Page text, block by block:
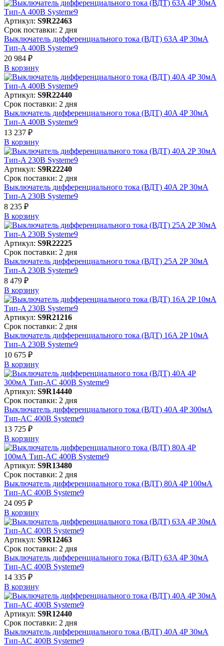
Артикул: S9R22463
Срок поставки: 2 дня
Выключатель дифференциального тока (ВДТ) 63A 4P 30мА
Тип-A 400В Systeme9
20 984 ₽
В корзинy
Артикул: S9R22440
Срок поставки: 2 дня
Выключатель дифференциального тока (ВДТ) 40A 4P 30мА
Тип-A 400В Systeme9
13 237 ₽
В корзинy
Артикул: S9R22240
Срок поставки: 2 дня
Выключатель дифференциального тока (ВДТ) 40A 2P 30мА
Тип-A 230В Systeme9
8 235 ₽
В корзинy
Артикул: S9R22225
Срок поставки: 2 дня
Выключатель дифференциального тока (ВДТ) 25A 2P 30мА
Тип-A 230В Systeme9
8 479 ₽
В корзинy
Артикул: S9R21216
Срок поставки: 2 дня
Выключатель дифференциального тока (ВДТ) 16A 2P 10мА
Тип-A 230В Systeme9
10 675 ₽
В корзинy
Артикул: S9R14440
Срок поставки: 2 дня
Выключатель дифференциального тока (ВДТ) 40A 4P 300мА
Тип-AC 400В Systeme9
13 725 ₽
В корзинy
Артикул: S9R13480
Срок поставки: 2 дня
Выключатель дифференциального тока (ВДТ) 80A 4P 100мА
Тип-AC 400В Systeme9
24 095 ₽
В корзинy
Артикул: S9R12463
Срок поставки: 2 дня
Выключатель дифференциального тока (ВДТ) 63A 4P 30мА
Тип-AC 400В Systeme9
14 335 ₽
В корзинy
Артикул: S9R12440
Срок поставки: 2 дня
Выключатель дифференциального тока (ВДТ) 40A 4P 30мА
Тип-AC 400В Systeme9